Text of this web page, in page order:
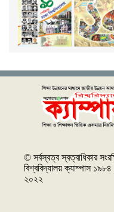
© সর্বস্বত্ব স্বত্বাধিকার
বিশ্ববিদ্যালয় ক্যাম্পাস
২০২২